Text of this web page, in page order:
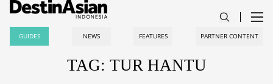
GUIDES NEWS FEATURES PARTNER CONTENT
TAG: TUR HANTU